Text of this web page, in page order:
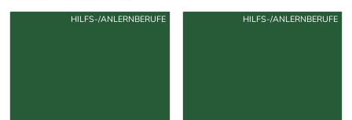
Uber weitere Berufsvorschläge
HILFS-/ANLERNBERUFE HILFS-/